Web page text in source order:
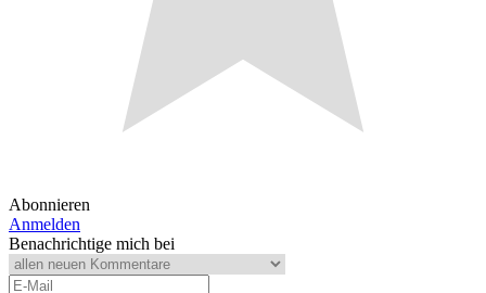
Abonnieren
Anmelden
Benachrichtige mich bei